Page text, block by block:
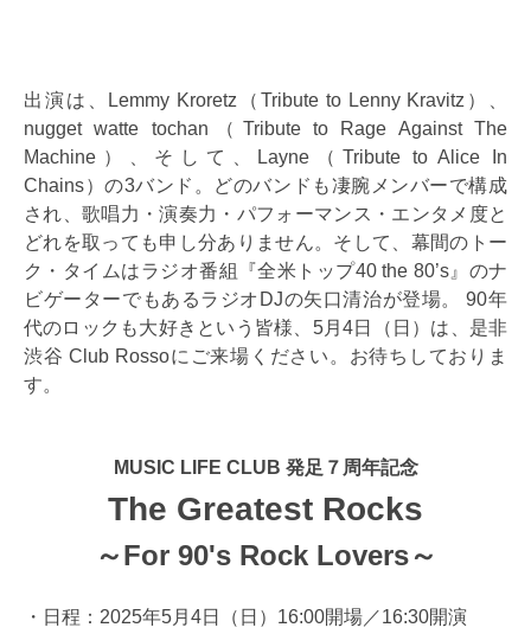
出演は、Lemmy Kroretz（Tribute to Lenny Kravitz）、
nugget watte tochan（Tribute to Rage Against The
Machine）、そして、Layne（Tribute to Alice In
Chains）の3バンド。どのバンドも凄腕メンバーで構成
され、歌唱力・演奏力・パフォーマンス・エンタメ度と
どれを取っても申し分ありません。そして、幕間のトー
ク・タイムはラジオ番組『全米トップ40 the 80’s』のナ
ビゲーターでもあるラジオDJの矢口清治が登場。 90年
代のロックも大好きという皆様、5月4日（日）は、是非
渋谷 Club Rossoにご来場ください。お待ちしておりま
す。
MUSIC LIFE CLUB 発足７周年記念
The Greatest Rocks
～For 90's Rock Lovers～
・日程：2025年5月4日（日）16:00開場／16:30開演